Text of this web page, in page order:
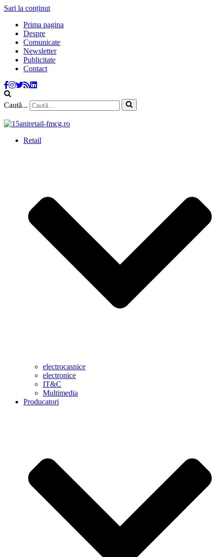
Sari la conținut
Prima pagina
Despre
Comunicate
Newsletter
Publicitate
Contact
Caută...
Retail
electrocasnice
electronice
IT&C
Multimedia
Producatori